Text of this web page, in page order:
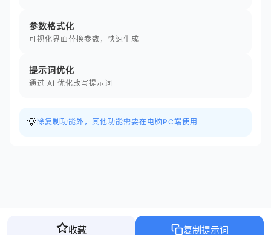
参数格式化
可视化界面替换参数，快速生成
提示词优化
通过 AI 优化改写提示词
💡 除复制功能外，其他功能需要在电脑PC端使用
收藏 复制提示词